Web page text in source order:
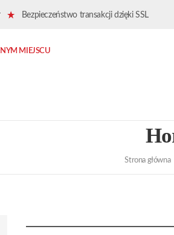
Bezpieczeństwo transakcji dzięki SSL
MIEJSCU
Strona główna